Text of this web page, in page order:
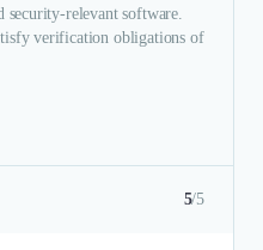
relevant software.
verification obligations of
5/5